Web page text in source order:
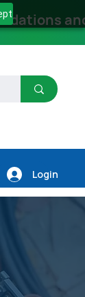
Login